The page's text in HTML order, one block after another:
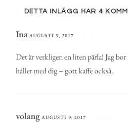
DETTA INLÄGG HAR 4
Ina AUGUSTI 9, 2017
Det är verkligen en liten pärla! Jag
håller med dig – gott kaffe också.
volang AUGUSTI 9, 2017